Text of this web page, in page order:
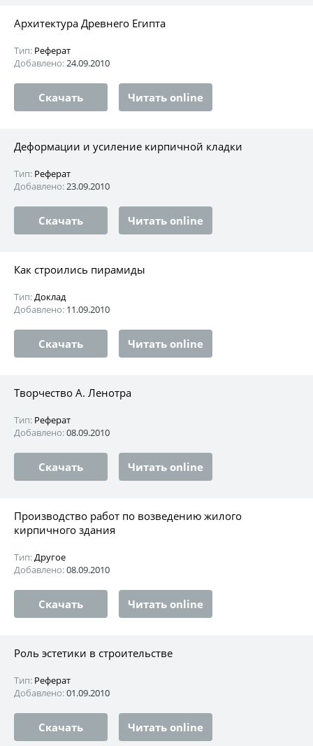
Архитектура Древнего Египта
Тип: Реферат
Добавлено:24.09.2010
Скачать Читать online
Деформации и усиление кирпичной кладки
Тип: Реферат
Добавлено:23.09.2010
Скачать Читать online
Как строились пирамиды
Тип:Доклад
Добавлено: 11.09.2010
Скачать Читать online
Творчество А. Ленотра
Тип: Реферат
Добавлено:08.09.2010
Скачать Читать online
Производство работ по возведению жилого
кирпичного здания
Тип:Другое
Добавлено:08.09.2010
Скачать Читать online
Роль эстетики в строительстве
Тип: Реферат
Добавлено:01.09.2010
Скачать Читать online